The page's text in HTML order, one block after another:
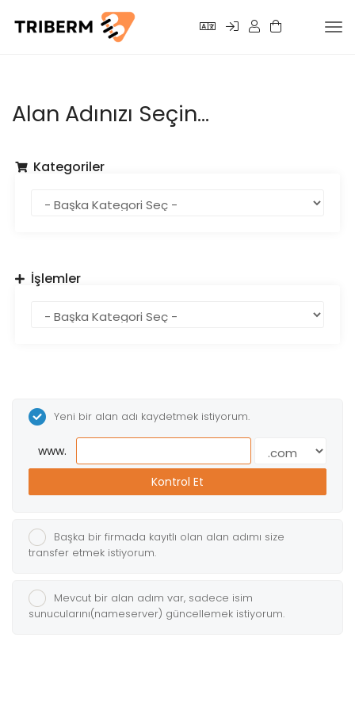
Alan Adınızı Seçin...
Kategoriler
İşlemler
Yeni bir alan adı kaydetmek istiyorum.
www.
Kontrol Et
Başka bir firmada kayıtlı olan alan adımı size
transfer etmek istiyorum.
Mevcut bir alan adım var, sadece isim
sunucularını(nameserver) güncellemek istiyorum.